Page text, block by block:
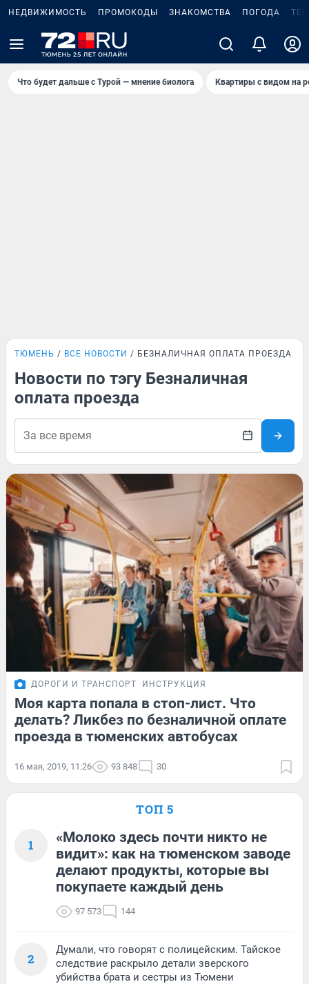
НЕДВИЖИМОСТЬ ПРОМОКОДЫ ЗНАКОМСТВА ПОГОДА
Что будет дальше с Турой — мнение биолога Квартиры с видом на
ТЮМЕНЬ ВСЕ НОВОСТИ БЕЗНАЛИЧНАЯ ОПЛАТА ПРОЕЗДА
Новости по тэгу Безналичная
оплата проезда
ДОРОГИ И ТРАНСПОРТ ИНСТРУКЦИЯ
Моя карта попала в стоп-лист. Что
делать? Ликбез по безналичной оплате
проезда в тюменских автобусах
16 мая, 2019, 11:26 93 848 30
ТОП 5
1
«Молоко здесь почти никто не
видит»: как на тюменском заводе
делают продукты, которые вы
покупаете каждый день
97 573 144
2
Думали, что говорят с полицейским. Тайское
следствие раскрыло детали зверского
убийства брата и сестры из Тюмени